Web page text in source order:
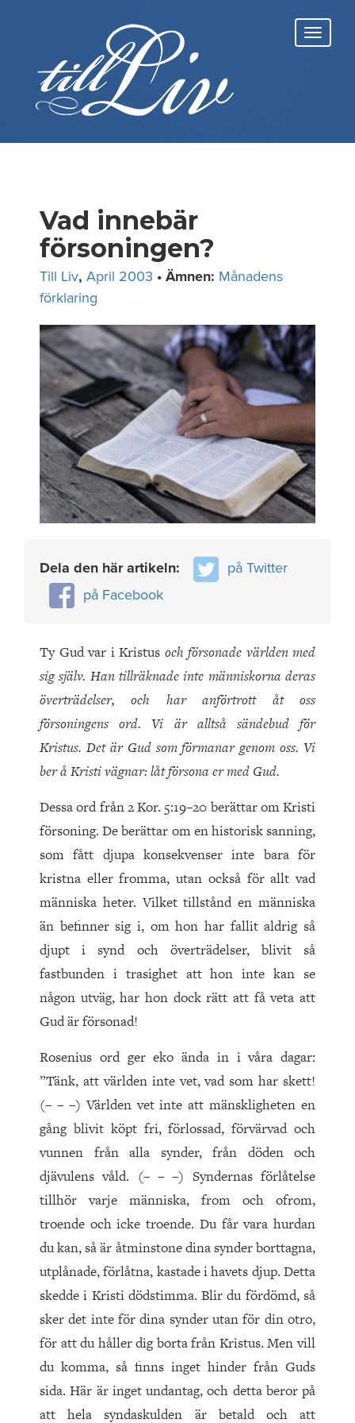
Vad innebär
försoningen?
Till Liv, April 2003 • Ämnen: Månadens
förklaring
Dela den här artikeln:
på Twitter
på Facebook
Ty Gud var i Kristus och försonade världen med
sig själv. Han tillräknade inte människorna deras
överträdelser, och har anförtrott åt oss
försoningens ord. Vi är alltså sändebud för
Kristus. Det är Gud som förmanar genom oss. Vi
ber å Kristi vägnar: låt försona er med Gud.
Dessa ord från 2 Kor. 5:19–20 berättar om Kristi
försoning. De berättar om en historisk sanning,
som fått djupa konsekvenser inte bara för
kristna eller fromma, utan också för allt vad
människa heter. Vilket tillstånd en människa
än befinner sig i, om hon har fallit aldrig så
djupt i synd och överträdelser, blivit så
fastbunden i trasighet att hon inte kan se
någon utväg, har hon dock rätt att få veta att
Gud är försonad!
Rosenius ord ger eko ända in i våra dagar:
”Tänk, att världen inte vet, vad som har skett!
(– – –) Världen vet inte att mänskligheten en
gång blivit köpt fri, förlossad, förvärvad och
vunnen från alla synder, från döden och
djävulens våld. (– – –) Syndernas förlåtelse
tillhör varje människa, from och ofrom,
troende och icke troende. Du får vara hurdan
du kan, så är åtminstone dina synder borttagna,
utplånade, förlåtna, kastade i havets djup. Detta
skedde i Kristi dödstimma. Blir du fördömd, så
sker det inte för dina synder utan för din otro,
för att du håller dig borta från Kristus. Men vill
du komma, så finns inget hinder från Guds
sida. Här är inget undantag, och detta beror på
att hela syndaskulden är betald och att